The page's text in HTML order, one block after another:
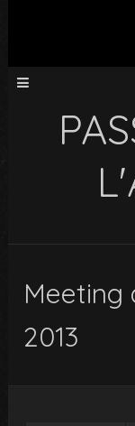
Meeting
2013